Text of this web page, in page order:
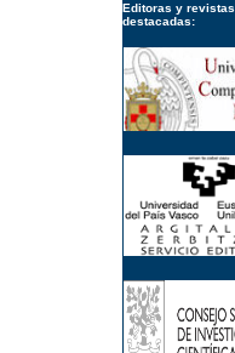
Editoras y revistas
destacadas: